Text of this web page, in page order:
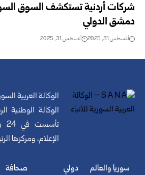
شركات أردنية تستكشف السوق
دمشق الدولي
أغسطس 31, 2025 أغسطس 31, 2025
الوكالة العربية
الوكالة الوطنية
الإعلام، ومركزها
سوريا والعالم
دولي
صحافة